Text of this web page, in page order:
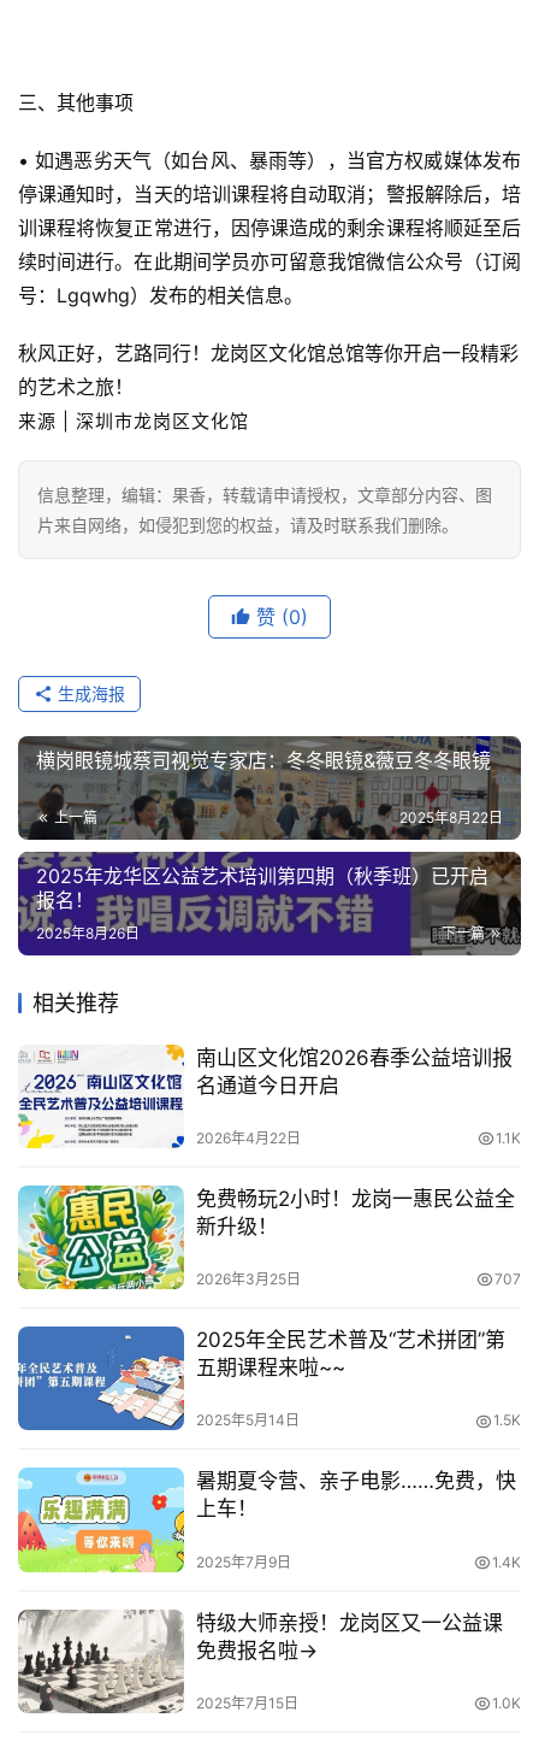
三、其他事项
• 如遇恶劣天气（如台风、暴雨等），当官方权威媒体发布
停课通知时，当天的培训课程将自动取消；警报解除后，培
训课程将恢复正常进行，因停课造成的剩余课程将顺延至后
续时间进行。在此期间学员亦可留意我馆微信公众号（订阅
号：Lgqwhg）发布的相关信息。
秋风正好，艺路同行！龙岗区文化馆总馆等你开启一段精彩
的艺术之旅！
来源 | 深圳市龙岗区文化馆
信息整理，编辑：果香，转载请申请授权，文章部分内容、图
片来自网络，如侵犯到您的权益，请及时联系我们删除。
赞 (0)
生成海报
横岗眼镜城蔡司视觉专家店：冬冬眼镜&薇豆冬冬眼镜
上一篇 2025年8月22日
2025年龙华区公益艺术培训第四期（秋季班）已开启
报名！
下一篇
2025年8月26日
相关推荐
南山区文化馆2026春季公益培训报
名通道今日开启
2026年4月22日 1.1K
免费畅玩2小时！龙岗一惠民公益全
新升级！
2026年3月25日 707
2025年全民艺术普及“艺术拼团”第
五期课程来啦~~
2025年5月14日 1.5K
暑期夏令营、亲子电影……免费，快
上车！
2025年7月9日 1.4K
特级大师亲授！龙岗区又一公益课
免费报名啦→
2025年7月15日 1.0K